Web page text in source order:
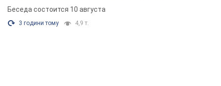
Беседа состоится 10 августа
3 години тому 4,9 т.